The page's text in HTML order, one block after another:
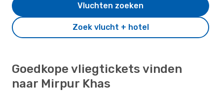
Zoek vlucht + hotel
Vluchten zoeken
Goedkope vliegtickets vinden
naar Mirpur Khas